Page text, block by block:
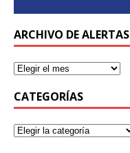
ARCHIVO DE ALERTAS
CATEGORÍAS